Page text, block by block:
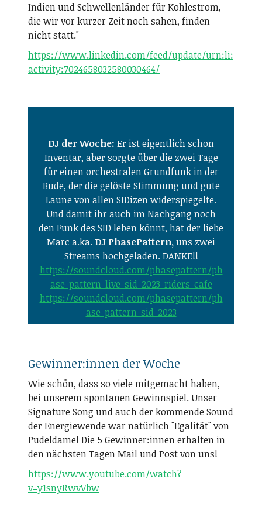
Indien und Schwellenländer für Kohlestrom,
die wir vor kurzer Zeit noch sahen, finden
nicht statt."
https://www.linkedin.com/feed/update/urn:li:
activity:7024658032580030464/
DJ der Woche: Er ist eigentlich schon
Inventar, aber sorgte über die zwei Tage
für einen orchestralen Grundfunk in der
Bude, der die gelöste Stimmung und gute
Laune von allen SIDizen widerspiegelte.
Und damit ihr auch im Nachgang noch
den Funk des SID leben könnt, hat der liebe
Marc a.ka. DJ PhasePattern,uns zwei
Streams hochgeladen. DANKE!!
https://soundcloud.com/phasepattern/ph
ase-pattern-live-sid-2023-riders-cafe
https://soundcloud.com/phasepattern/ph
ase-pattern-sid-2023
Gewinner:innen der Woche
Wie schön, dass so viele mitgemacht haben,
bei unserem spontanen Gewinnspiel. Unser
Signature Song und auch der kommende Sound
der Energiewende war natürlich "Egalität" von
Pudeldame! Die 5 Gewinner:innen erhalten in
den nächsten Tagen Mail und Post von uns!
https://www.youtube.com/watch?
v=y1snyRwvVbw